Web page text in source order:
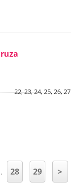
22, 23, 24, 25, 26, 27
28 29 >